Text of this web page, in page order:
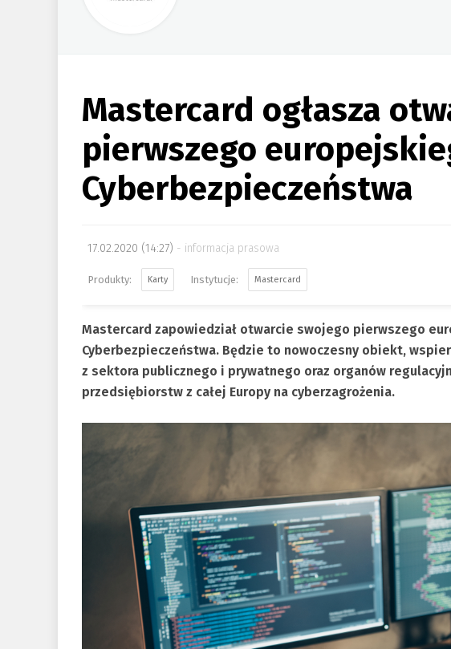
Mastercard ogłasza
pierwszego
Cyberbezpieczeństwa
17.02.2020 (14:27) informacja prasowa
Karty Mastercard
Mastercard zapowiedział otwarcie swojego pierwszego
Cyberbezpieczeństwa. Będzie to nowoczesny obiekt,
z sektora publicznego i prywatnego oraz organów
przedsiębiorstw z całej Europy na cyberzagrożenia.